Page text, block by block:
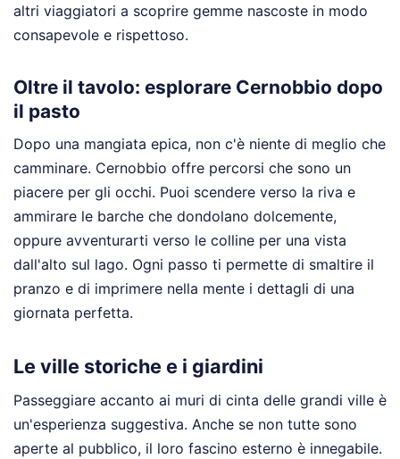
altri viaggiatori a scoprire gemme nascoste in modo
consapevole e rispettoso.
Oltre il tavolo: esplorare Cernobbio dopo
il pasto
Dopo una mangiata epica, non c'è niente di meglio che
camminare. Cernobbio offre percorsi che sono un
piacere per gli occhi. Puoi scendere verso la riva e
ammirare le barche che dondolano dolcemente,
oppure avventurarti verso le colline per una vista
dall'alto sul lago. Ogni passo ti permette di smaltire il
pranzo e di imprimere nella mente i dettagli di una
giornata perfetta.
Le ville storiche e i giardini
Passeggiare accanto ai muri di cinta delle grandi ville è
un'esperienza suggestiva. Anche se non tutte sono
aperte al pubblico, il loro fascino esterno è innegabile.